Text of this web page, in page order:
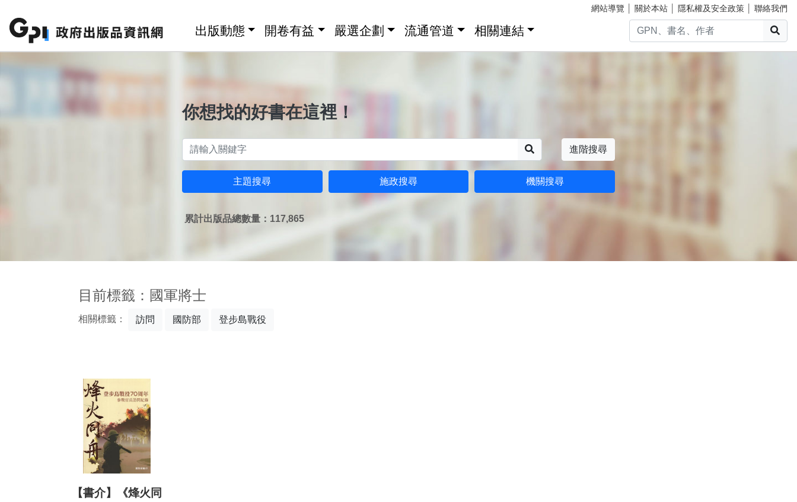
網站導覽 關於本站 隱私權及安全政策 聯絡我們
出版動態 開卷有益 嚴選企劃 流通管道 相關連結
你想找的好書在這裡！
進階搜尋
主題搜尋 施政搜尋 機關搜尋
累計出版品總數量：117,865
目前標籤：國軍將士
相關標籤： 訪問 國防部 登步島戰役
【書介】《烽火同